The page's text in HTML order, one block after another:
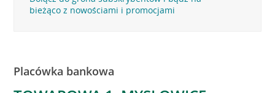
bieżąco z nowościami i promocjami
Placówka bankowa